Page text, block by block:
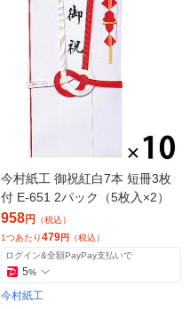
今村紙工 御祝紅白7本 短冊3枚
付 E-651 2パック（5枚入×2）
958円 （税込）
1つあたり479円 （税込）
ログイン&全額PayPay支払いで
5%
今村紙工